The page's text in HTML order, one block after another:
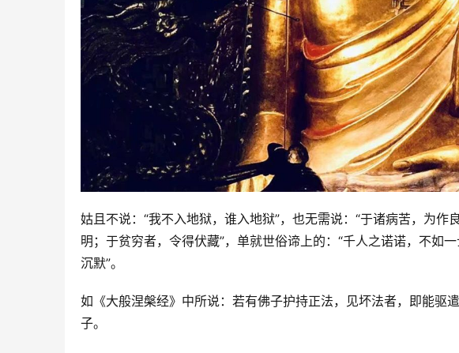
姑且不说：“我不入地狱，谁入地狱”，也无需说：“于诸病苦，为
明；于贫穷者，令得伏藏”，单就世俗谛上的：“千人之诺诺，不如
沉默”。
如《大般涅槃经》中所说：若有佛子护持正法，见坏法者，即能驱
子。